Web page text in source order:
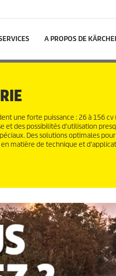
A PROPOS DE
une forte puissance : 26 à 156 cv
et des possibilités d'utilisation
Des solutions optimales
matière de technique et